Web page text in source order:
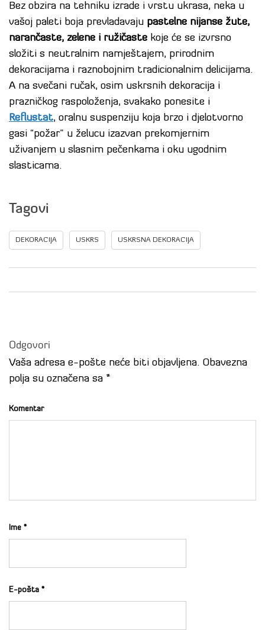
Bez obzira na tehniku izrade i vrstu ukrasa, neka u
vašoj paleti boja prevladavaju pastelne nijanse žute,
narančaste, zelene i ružičaste koje će se izvrsno
složiti s neutralnim namještajem, prirodnim
dekoracijama i raznobojnim tradicionalnim delicijama.
A na svečani ručak, osim uskrsnih dekoracija i
prazničkog raspoloženja, svakako ponesite i
Reflustat, oralnu suspenziju koja brzo i djelotvorno
gasi “požar” u želucu izazvan prekomjernim
uživanjem u slasnim pečenkama i oku ugodnim
slasticama.
Tagovi
DEKORACIJA USKRS USKRSNA DEKORACIJA
Odgovori
Vaša adresa e-pošte neće biti objavljena. Obavezna
polja su označena sa *
Komentar
Ime *
E-pošta *